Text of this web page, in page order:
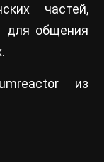
частей,
для общения
из